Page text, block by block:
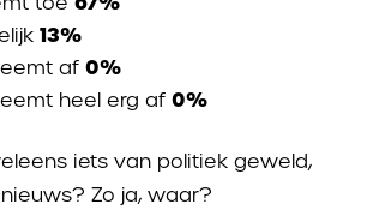
13%
af 0%
heel erg af 0%
iets van politiek geweld,
Zo ja, waar?